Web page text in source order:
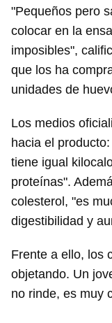
"Pequeños pero
colocar en la
imposibles",
que los ha
unidades de
Los medios
hacia el
tiene igual
proteínas".
colesterol, "es
digestibilidad y
Frente a ello, los
objetando. Un
no rinde, es muy